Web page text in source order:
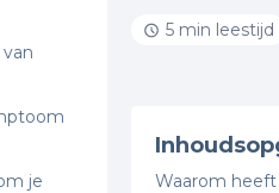
je
5 min leestijd
Waarom